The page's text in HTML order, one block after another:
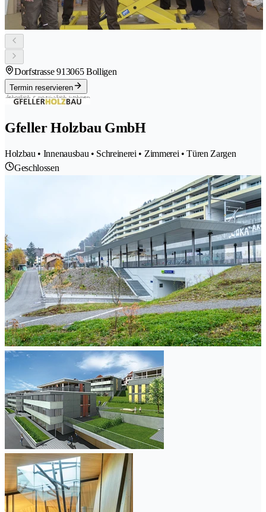
Dorfstrasse 913065 Bolligen
Termin reservieren
Gfeller Holzbau GmbH
Holzbau • Innenausbau • Schreinerei • Zimmerei • Türen Zargen
Geschlossen